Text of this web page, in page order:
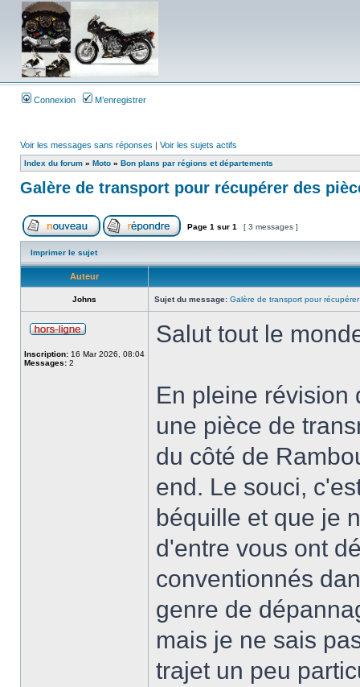
Connexion M’enregistrer
Voir les messages sans réponses | Voir les sujets actifs
Index du forum » Moto » Bon plans par régions et départements
Galère de transport pour récupérer des
Page 1 sur 1 [ 3 messages ]
Imprimer le sujet
Auteur
Johns Sujet du message: Galère de transport pour
Inscription: 16 Mar 2026, 08:04
Messages: 2
Salut tout le
En pleine révision
une pièce de
du côté de
end. Le souci,
béquille et que je
d'entre vous ont
conventionnés
genre de
mais je ne sais
trajet un peu